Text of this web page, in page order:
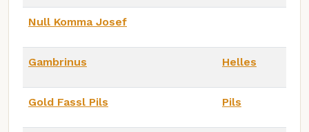
Null Komma Josef
Gambrinus Helles
Gold Fassl Pils Pils